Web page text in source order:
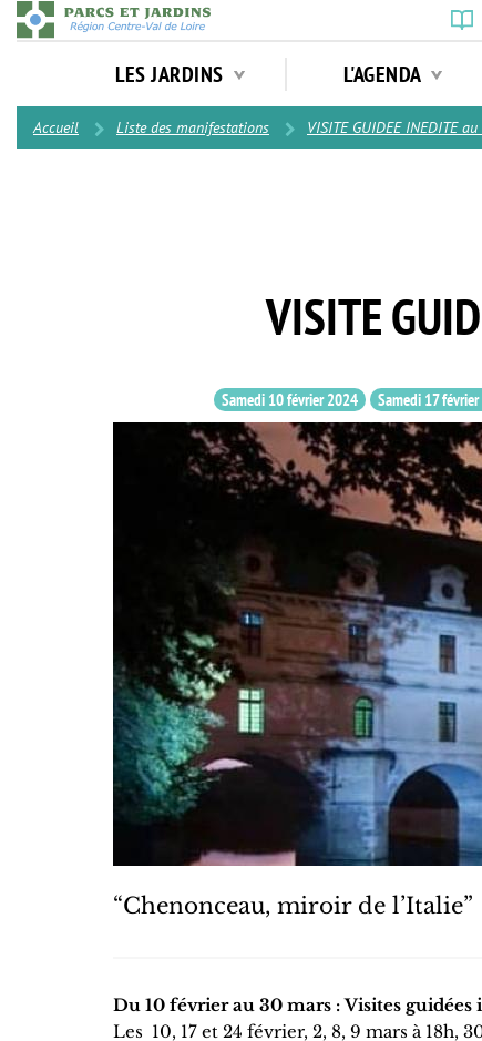
Aller
au
principale
LES JARDINS L'AGENDA
Contenu
Accueil Liste des manifestations VISITE GUIDEE INEDITE
VISITE
Samedi 10 février 2024 Samedi 17
“Chenonceau, miroir de l’Italie”
Du 10 février au 30 mars : Visites guidées
Les 10, 17 et 24 février, 2, 8, 9 mars à 18h,